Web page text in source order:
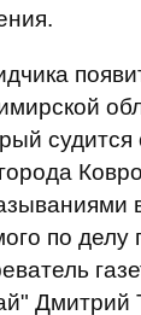
судится
по делу
Дмитрий